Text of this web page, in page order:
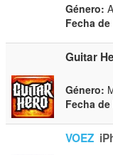
Género:
Fecha
Guitar
Género:
Fecha
VOEZ